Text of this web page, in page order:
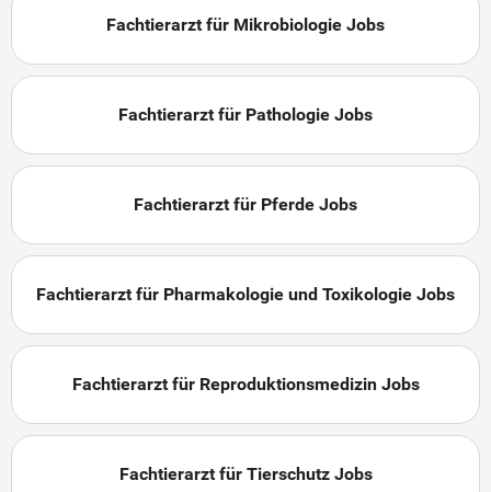
Fachtierarzt für Mikrobiologie Jobs
Fachtierarzt für Pathologie Jobs
Fachtierarzt für Pferde Jobs
Fachtierarzt für Pharmakologie und Toxikologie Jobs
Fachtierarzt für Reproduktionsmedizin Jobs
Fachtierarzt für Tierschutz Jobs